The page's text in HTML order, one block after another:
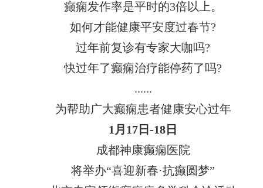
癫痫发作率是平时的3倍以上。
如何才能健康平安度过春节?
过年前复诊有专家大咖吗?
快过年了癫痫治疗能停药了吗?
......
为帮助广大癫痫患者健康安心过年
1月17日-18日
成都神康癫痫医院
将举办“喜迎新春·抗癫圆梦”